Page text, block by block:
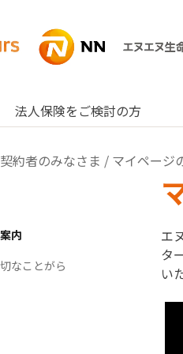
法人保険をご検討の方
約者のみなさま / マイページ
エ
タ
い
内
なことがら